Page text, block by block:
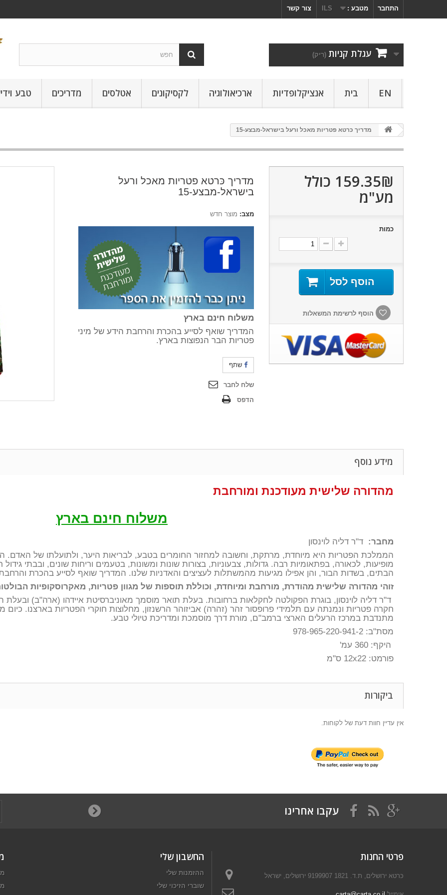
התחבר מטבע : ILS צור קשר
עגלת קניות (ריק)
טבע מדריכים אטלסים לקסיקונים ארכיאולוגיה אנציקלופדיות בית EN
מדריך כּרטא פטריות מאכל ורעל בישראל-מבצע-15
מדריך כּרטא פטריות מאכל ורעל
בישראל-מבצע-15
מצב: מוצר חדש
משלוח חינם בארץ
המדריך שואף לסייע בהכרת והרחבת הידע של מיני
פטריות הבר הנפוצות בארץ.
שתף
שלח לחבר
הדפס
159.35₪‎ כולל
מע"מ
כמות
הוסף לסל
הוסף לרשימת המשאלות
מידע נוסף
מהדורה שלישית מעודכנת ומורחבת
משלוח חינם בארץ
מחבר: ד"ר דליה לוינסון
הממלכת הפטריות היא מיוחדת, מרתקת, וחשובה למחזור החומרים בטבע, לבריאות היער, ולתועלתו של האדם.
מופיעות, לכאורה, בפתאומיות רבה. גדולות, צבעוניות, בצורות שונות ומשונות, בטעמים וריחות שונים, ובבתי
הבתים, בשדות הבור, והן אפילו מגיעות מהמשתלות לעציצים והאדניות שלנו. המדריך שואף לסייע בהכרת
זוהי מהדורה שלישית מהודרת, מורחבת ומיוחדת, וכוללת תוספות של מגוון פטריות, מאקרוסקופיות
ד"ר דליה לוינסון, בוגרת הפקולטה לחקלאות ברחובות. בעלת תואר מוסמך מאוניברסיטת איידהו (ארה"ב) ובעלת
חקרה פטריות ונמנתה עם תלמידי פרופסור זהר (זהרה) אביזוהר הרשנזון, מחלוצות חוקרי הפטריות בארצנו. כיום
מתנדבת במרכז הרעלים הארצי ברמב"ם, מורת דרך מוסמכת ומדריכת טיולי טבע.
מסת"ב: 978-965-220-941 -2
היקף: 360 עמ'
פורמט:
12x22 ס"מ
ביקורות
אין עדיין חוות דעת של לקוחות.
עקבו אחרינו
החשבון שלי
ההזמנות שלי
שוברי הזיכוי שלי
פרטי החנות
כּרטא ירושלים, ת.ד. 1821 9199907 ירושלים, ישראל